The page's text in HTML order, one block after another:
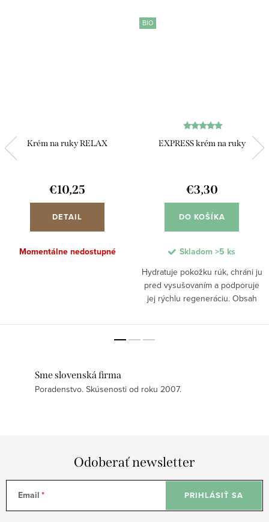
Krém na ruky RELAX
€10,25
DETAIL
Momentálne nedostupné
BIO
EXPRESS krém na ruky
€3,30
DO KOŠÍKA
Skladom >5 ks
Hydratuje pokožku rúk, chráni ju
pred vysušovaním a podporuje
jej rýchlu regeneráciu. Obsah
pomáha zlepšovať celkový stav
Sme slovenská firma
Poradenstvo. Skúsenosti od roku 2007.
Odoberať newsletter
Email PRIHLÁSIŤ SA